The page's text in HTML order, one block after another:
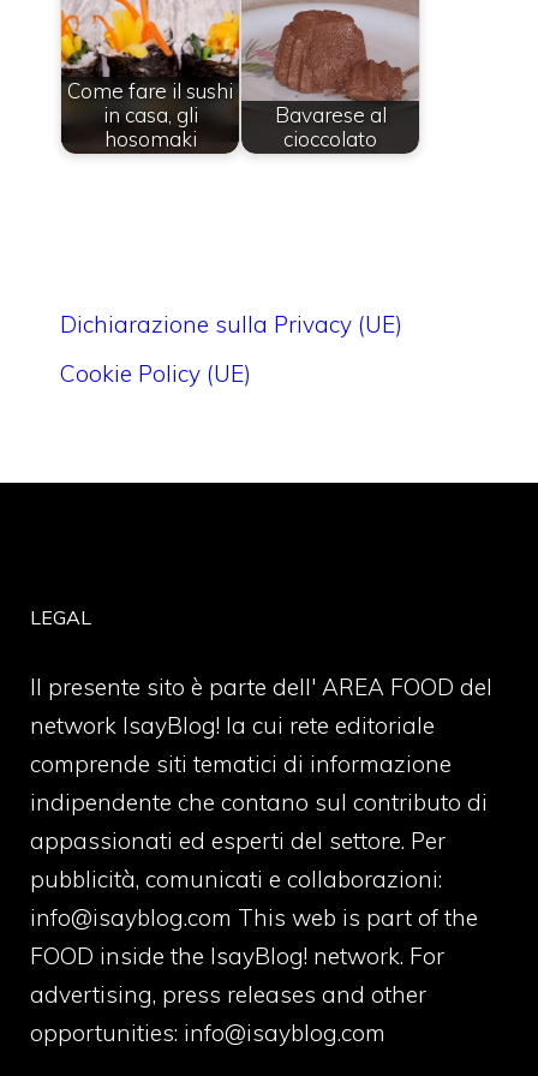
Come fare il sushi
in casa, gli
hosomaki
Bavarese al
cioccolato
Dichiarazione sulla Privacy (UE)
Cookie Policy (UE)
LEGAL
Il presente sito è parte dell' AREA FOOD del
network IsayBlog! la cui rete editoriale
comprende siti tematici di informazione
indipendente che contano sul contributo di
appassionati ed esperti del settore. Per
pubblicità, comunicati e collaborazioni:
info@isayblog.com This web is part of the
FOOD inside the IsayBlog! network. For
advertising, press releases and other
opportunities: info@isayblog.com